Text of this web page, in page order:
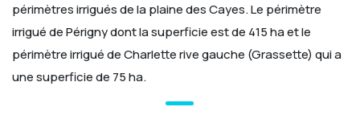
périmètres irrigués de la plaine des Cayes. Le périmètre
irrigué de Périgny dont la superficie est de 415 ha et le
périmètre irrigué de Charlette rive gauche (Grassette) qui a
une superficie de 75 ha.